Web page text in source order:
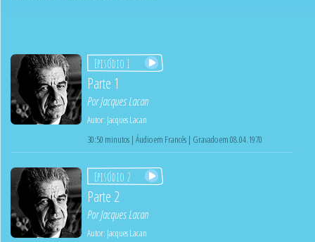
Episódio 1
Parte 1
PorJacques Lacan
Autor: Jacques Lacan
30:50 minutos | Áudio em Francês | Gravado em 08.04.1970
Episódio 2
Parte 2
PorJacques Lacan
Autor: Jacques Lacan